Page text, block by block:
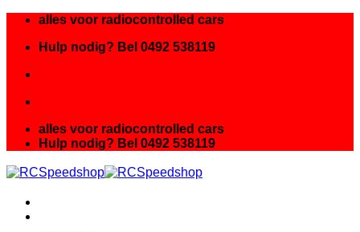
inhoud
alles voor radiocontrolled cars
Hulp nodig? Bel 0492 538119
alles voor radiocontrolled cars
Hulp nodig? Bel 0492 538119